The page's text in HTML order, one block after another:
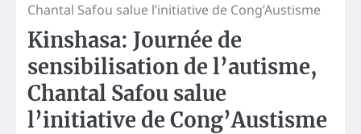
Chantal Safou salue l’initiative de Cong’Austisme
Kinshasa: Journée de
sensibilisation de l’autisme,
Chantal Safou salue
l’initiative de Cong’Austisme